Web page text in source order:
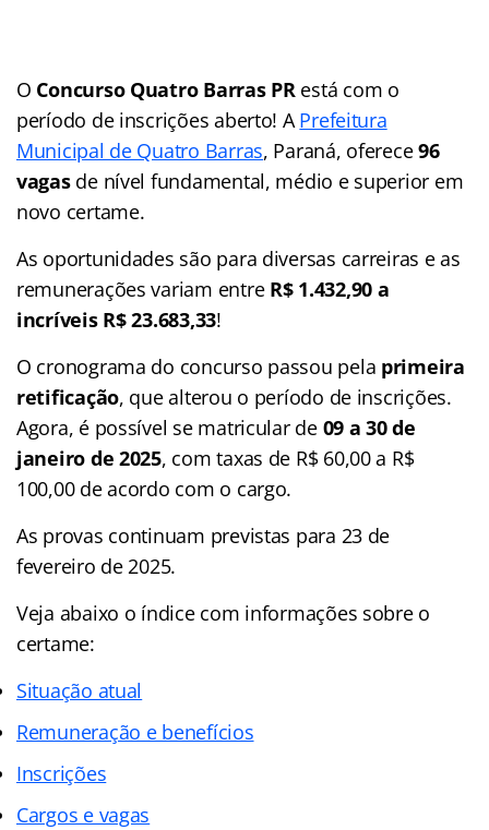
O Concurso Quatro Barras PRestá com o
período de inscrições aberto! APrefeitura
Municipal de Quatro Barras, Paraná, oferece96
vagasde nível fundamental, médio e superior em
novo certame.
As oportunidades são para diversas carreiras e as
remunerações variam entre R$ 1.432,90 a
incríveis R$ 23.683,33!
O cronograma do concurso passou pela primeira
retificação, que alterou o período de inscrições.
Agora, é possível se matricular de 09 a 30 de
janeiro de 2025, com taxas de R$ 60,00 a R$
100,00 de acordo com o cargo.
As provas continuam previstas para 23 de
fevereiro de 2025.
Veja abaixo o índicecom informações sobre o
certame:
Situação atual
Remuneração e benefícios
Inscrições
Cargos e vagas